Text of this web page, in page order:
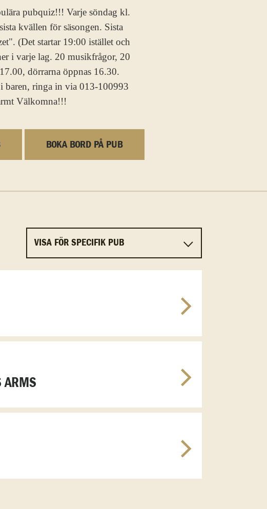
pubquiz!!! Varje söndag kl.
kvällen för säsongen. Sista
(Det startar 19:00 istället och
i varje lag. 20 musikfrågor, 20
dörrarna öppnas 16.30.
baren, ringa in via 013-100993
Välkomna!!!
BOKA BORD PÅ PUB
ARMS